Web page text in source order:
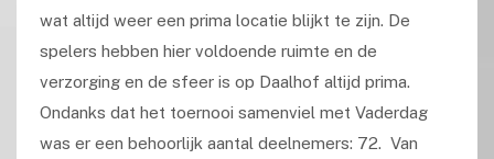
wat altijd weer een prima locatie blijkt te zijn. De
spelers hebben hier voldoende ruimte en de
verzorging en de sfeer is op Daalhof altijd prima.
Ondanks dat het toernooi samenviel met Vaderdag
was er een behoorlijk aantal deelnemers: 72. Van